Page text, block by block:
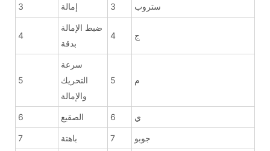
3 إمالة 3 ستروب
4
ضبط الإمالة
بدقة
4 ج
5
سرعة
التحريك
والإمالة
5 م
6 الصقيع 6 ي
7 باهتة 7 جوبو